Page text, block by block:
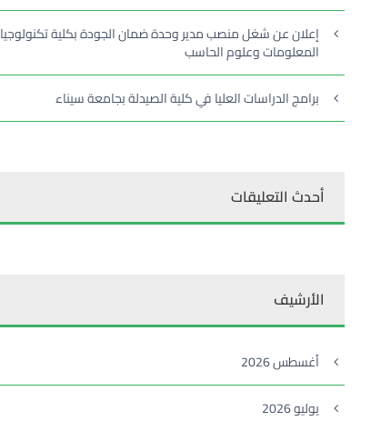
إعلان عن شغل منصب مدير وحدة ضمان الجودة بكلية تكنولوجيا
المعلومات وعلوم الحاسب
برامج الدراسات العليا في كلية الصيدلة بجامعة سيناء
أحدث التعليقات
الأرشيف
أغسطس 2026
يوليو 2026